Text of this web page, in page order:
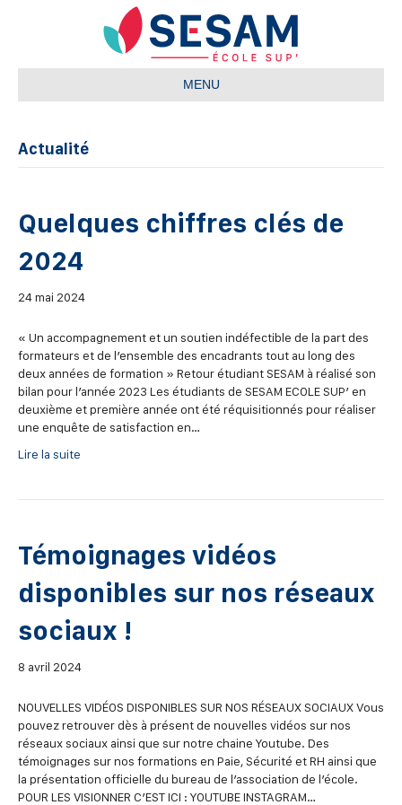
MENU
Actualité
Quelques chiffres clés de
2024
24 mai 2024
« Un accompagnement et un soutien indéfectible de la part des
formateurs et de l’ensemble des encadrants tout au long des
deux années de formation » Retour étudiant SESAM à réalisé son
bilan pour l’année 2023 Les étudiants de SESAM ECOLE SUP’ en
deuxième et première année ont été réquisitionnés pour réaliser
une enquête de satisfaction en…
Lire la suite
Témoignages vidéos
disponibles sur nos réseaux
sociaux !
8 avril 2024
NOUVELLES VIDÉOS DISPONIBLES SUR NOS RÉSEAUX SOCIAUX Vous
pouvez retrouver dès à présent de nouvelles vidéos sur nos
réseaux sociaux ainsi que sur notre chaine Youtube. Des
témoignages sur nos formations en Paie, Sécurité et RH ainsi que
la présentation officielle du bureau de l’association de l’école.
POUR LES VISIONNER C’EST ICI : YOUTUBE INSTAGRAM…